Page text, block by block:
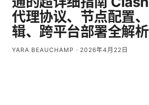
代理协议、节点配置
辑、跨平台部署全解
YARA BEAUCHAMP · 2026年4月22日